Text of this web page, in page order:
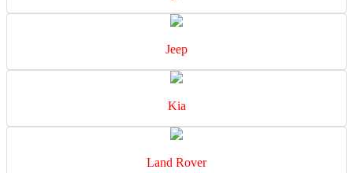
Jeep
Kia
Land Rover